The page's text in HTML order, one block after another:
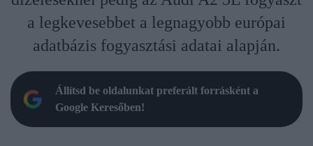
a legkevesebbet a legnagyobb európai
adatbázis fogyasztási adatai alapján.
Állítsd be oldalunkat preferált forrásként a
Google Keresőben!